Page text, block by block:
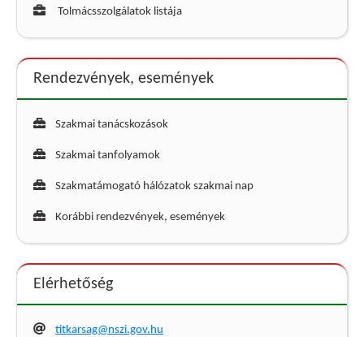
Tolmácsszolgálatok listája
Rendezvények, események
Szakmai tanácskozások
Szakmai tanfolyamok
Szakmatámogató hálózatok szakmai nap
Korábbi rendezvények, események
Elérhetőség
titkarsag@nszi.gov.hu